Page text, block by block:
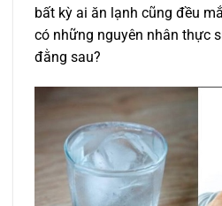
bất kỳ ai ăn lạnh cũng đều
có những nguyên nhân thực
đằng sau?